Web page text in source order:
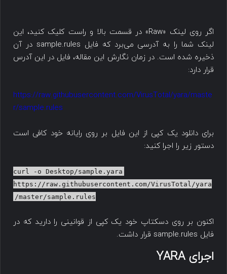
اگر روی لینک «Raw» در قسمت بالا و راست کلیک کنید، این
لینک شما را به آدرسی می‌برد که فایل sample.rules در آن
ذخیره شده است. در زمان نگارش این مقاله، فایل در این آدرس
قرار دارد:
https://raw.githubusercontent.com/VirusTotal/yara/maste
r/sample.rules
برای دانلود یک کپی از این فایل بر روی رایانه خود کافی است
دستور زیر را اجرا کنید:
curl -o Desktop/sample.yara
https://raw.githubusercontent.com/VirusTotal/yara
/master/sample.rules
اکنون بر روی دسکتاپ خود یک کپی از قوانینی را دارید که در
فایل sample.rules قرار داشت.
اجرای YARA